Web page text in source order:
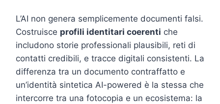
L’AI non genera semplicemente documenti falsi.
Costruisce profili identitari coerenti che
includono storie professionali plausibili, reti di
contatti credibili, e tracce digitali consistenti. La
differenza tra un documento contraffatto e
un’identità sintetica AI-powered è la stessa che
intercorre tra una fotocopia e un ecosistema: la